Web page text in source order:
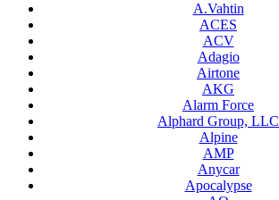
A.Vahtin
ACES
ACV
Adagio
Airtone
AKG
Alarm Force
Alphard Group, LLC
Alpine
AMP
Anycar
Apocalypse